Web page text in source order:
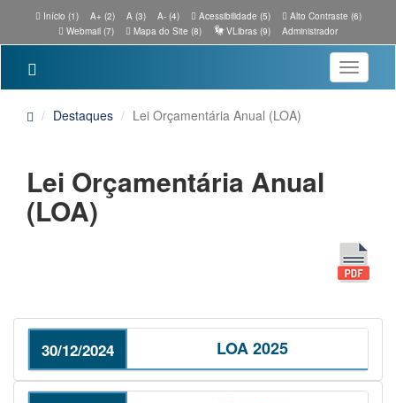
Início (1) A+ (2) A (3) A- (4) Acessibilidade (5)
Alto Contraste (6)
Webmail (7)
Mapa do Site (8) VLibras (9) Administrador
Toggle
Destaques Lei Orçamentária Anual (LOA)
Lei Orçamentária Anual
(LOA)
30/12/2024 LOA 2025